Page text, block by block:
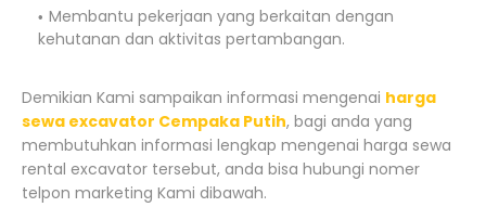
Membantu pekerjaan yang berkaitan dengan
kehutanan dan aktivitas pertambangan.
Demikian Kami sampaikan informasi mengenai harga
sewa excavator Cempaka Putih, bagi anda yang
membutuhkan informasi lengkap mengenai harga sewa
rental excavator tersebut, anda bisa hubungi nomer
telpon marketing Kami dibawah.